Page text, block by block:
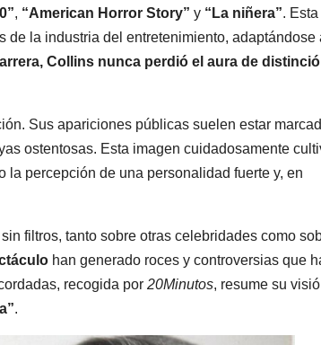
, “American Horror Story” y “La niñera”. Esta
la industria del entretenimiento, adaptándose
Collins nunca perdió el aura de
Sus apariciones públicas suelen estar
ostentosas. Esta imagen cuidadosamente
la percepción de una personalidad fuerte y, en
filtros, tanto sobre otras celebridades como
han generado roces y controversias que
recogida por 20Minutos, resume su
.